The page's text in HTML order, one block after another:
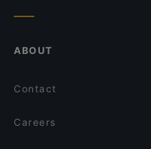
ABOUT
Contact
Careers